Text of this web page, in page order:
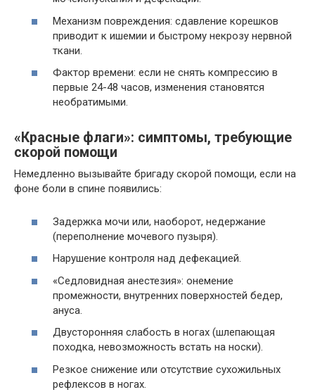
Механизм повреждения: сдавление корешков
приводит к ишемии и быстрому некрозу нервной
ткани.
Фактор времени: если не снять компрессию в
первые 24-48 часов, изменения становятся
необратимыми.
«Красные флаги»: симптомы, требующие
скорой помощи
Немедленно вызывайте бригаду скорой помощи, если на
фоне боли в спине появились:
Задержка мочи или, наоборот, недержание
(переполнение мочевого пузыря).
Нарушение контроля над дефекацией.
«Седловидная анестезия»: онемение
промежности, внутренних поверхностей бедер,
ануса.
Двусторонняя слабость в ногах (шлепающая
походка, невозможность встать на носки).
Резкое снижение или отсутствие сухожильных
рефлексов в ногах.